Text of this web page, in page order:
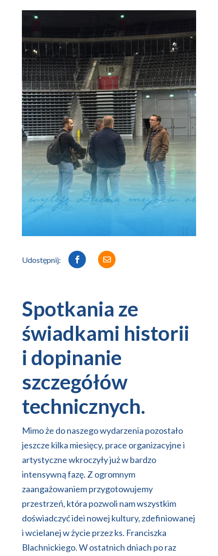
Udostępnij:  
Spotkania ze
świadkami historii
i dopinanie
szczegółów
technicznych.
Mimo że do naszego wydarzenia pozostało
jeszcze kilka miesięcy, prace organizacyjne i
artystyczne wkroczyły już w bardzo
intensywną fazę. Z ogromnym
zaangażowaniem przygotowujemy
przestrzeń, która pozwoli nam wszystkim
doświadczyć idei nowej kultury, zdefiniowanej
i wcielanej w życie przez ks. Franciszka
Blachnickiego. W ostatnich dniach po raz